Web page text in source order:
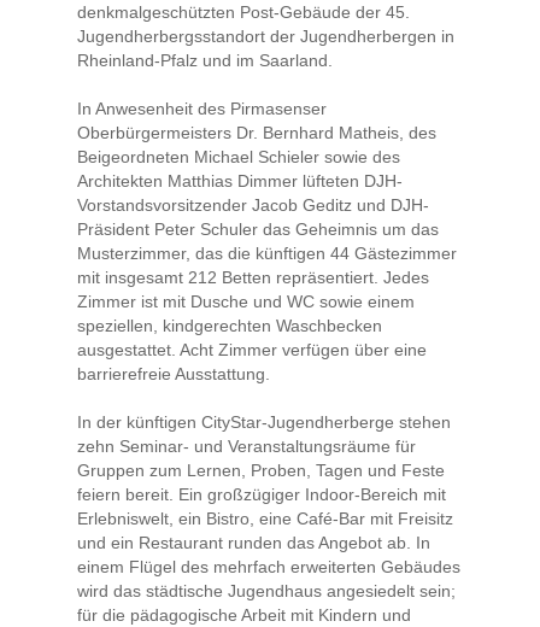
denkmalgeschützten Post-Gebäude der 45.
Jugendherbergsstandort der Jugendherbergen in
Rheinland-Pfalz und im Saarland.
In Anwesenheit des Pirmasenser
Oberbürgermeisters Dr. Bernhard Matheis, des
Beigeordneten Michael Schieler sowie des
Architekten Matthias Dimmer lüfteten DJH-
Vorstandsvorsitzender Jacob Geditz und DJH-
Präsident Peter Schuler das Geheimnis um das
Musterzimmer, das die künftigen 44 Gästezimmer
mit insgesamt 212 Betten repräsentiert. Jedes
Zimmer ist mit Dusche und WC sowie einem
speziellen, kindgerechten Waschbecken
ausgestattet. Acht Zimmer verfügen über eine
barrierefreie Ausstattung.
In der künftigen CityStar-Jugendherberge stehen
zehn Seminar- und Veranstaltungsräume für
Gruppen zum Lernen, Proben, Tagen und Feste
feiern bereit. Ein großzügiger Indoor-Bereich mit
Erlebniswelt, ein Bistro, eine Café-Bar mit Freisitz
und ein Restaurant runden das Angebot ab. In
einem Flügel des mehrfach erweiterten Gebäudes
wird das städtische Jugendhaus angesiedelt sein;
für die pädagogische Arbeit mit Kindern und